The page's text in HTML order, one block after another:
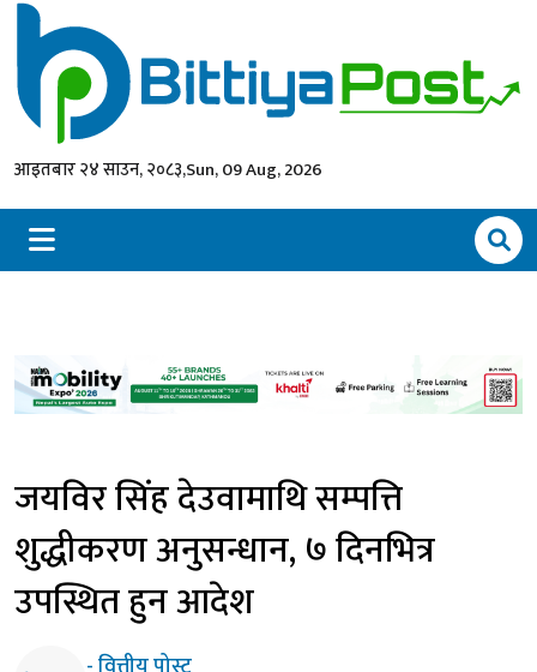
आइतबार २४ साउन, २०८३,Sun, 09 Aug, 2026
जयविर सिंह देउवामाथि सम्पत्ति
शुद्धीकरण अनुसन्धान, ७ दिनभित्र
उपस्थित हुन आदेश